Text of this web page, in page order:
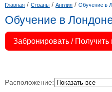
Главная / Страны / Англия / Обучение в
Обучение в
Забронировать / Получить
Расположение: